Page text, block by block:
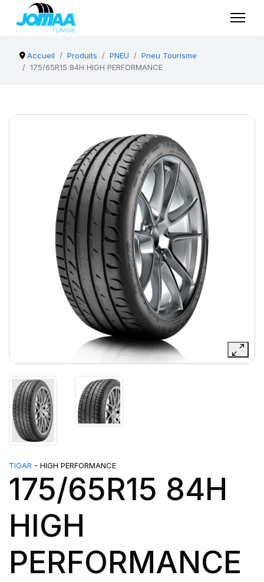
Accueil Produits PNEU
Pneu Tourisme
175/65R15 84H HIGH PERFORMANCE
TIGAR - HIGH PERFORMANCE
175/65R15 84H
HIGH
PERFORMANCE